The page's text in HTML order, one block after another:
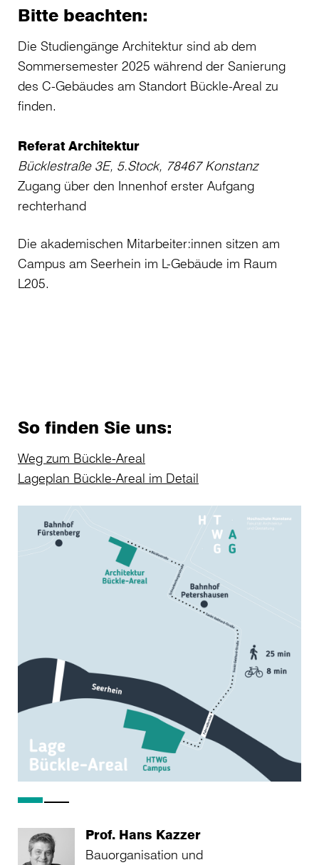
Bitte beachten:
Die Studiengänge Architektur sind ab dem
Sommersemester 2025 während der Sanierung
des C-Gebäudes am Standort Bückle-Areal zu
finden.
Referat Architektur
Bücklestraße 3E, 5.Stock, 78467 Konstanz
Zugang über den Innenhof erster Aufgang
rechterhand
Die akademischen Mitarbeiter:innen sitzen am
Campus am Seerhein im L-Gebäude im Raum
L205.
So finden Sie uns:
Weg zum Bückle-Areal
Lageplan Bückle-Areal im Detail
Prof. Hans Kazzer
Bauorganisation und